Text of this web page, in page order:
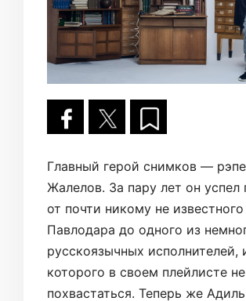
Главный герой снимков —
Жалелов. За пару лет он успел
от почти никому не
Павлодара до одного из
русскоязычных исполнителей,
которого в своем плейлисте
похвастаться. Теперь же